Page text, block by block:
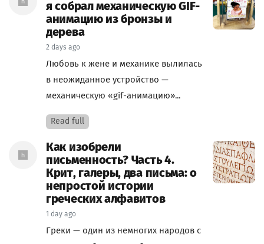
я собрал механическую GIF-
анимацию из бронзы и
дерева
2 days ago
Любовь к жене и механике вылилась
в неожиданное устройство —
механическую «gif-анимацию»...
Read full
Как изобрели
письменность? Часть 4.
Крит, галеры, два письма: о
непростой истории
греческих алфавитов
1 day ago
Греки — один из немногих народов с